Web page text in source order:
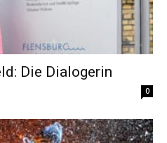
Die Dialogerin
0